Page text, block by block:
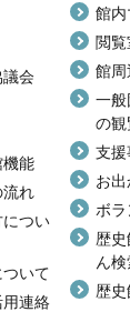
議会
機能
流れ
つい
いて
連絡
館内
閲
館周
一般
の観
支援
お
ボ
歴
ん
歴